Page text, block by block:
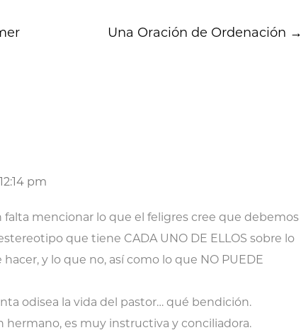
Una Oración de Ordenación →
pm
falta mencionar lo que el feligres cree que debemos
que tiene CADA UNO DE ELLOS sobre lo
y lo que no, así como lo que NO PUEDE
odisea la vida del pastor… qué bendición.
hermano, es muy instructiva y conciliadora.